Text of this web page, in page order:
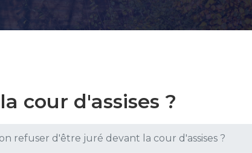
cour d'assises ?
refuser d'être juré devant la cour d'assises ?